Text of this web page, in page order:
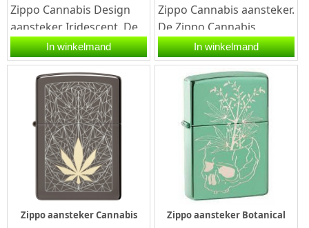
Zippo Cannabis Design
aansteker Iridescent. De
Iridescent kleurige Zippo
benzine aansteker is...
In winkelmand
Zippo Cannabis aansteker.
De Zippo Cannabis
aansteker is mat...
In winkelmand
Zippo aansteker Cannabis
Zippo aansteker Botanical